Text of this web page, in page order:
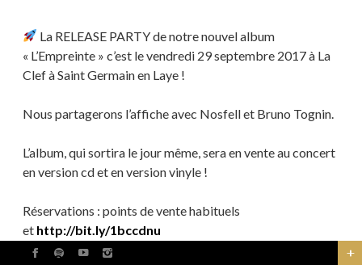
La RELEASE PARTY de notre nouvel album
« L’Empreinte » c’est le vendredi 29 septembre 2017 à La
Clef à Saint Germain en Laye !
Nous partagerons l’affiche avec Nosfell et Bruno Tognin.
L’album, qui sortira le jour même, sera en vente au concert
en version cd et en version vinyle !
Réservations : points de vente habituels
et http://bit.ly/1bccdnu